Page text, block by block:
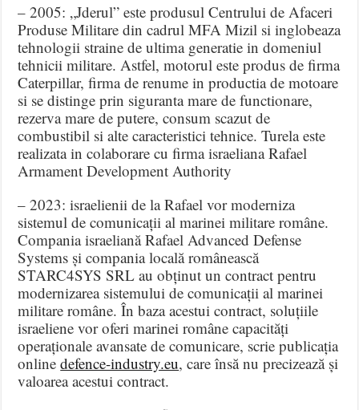
– 2005: „Jderul” este produsul Centrului de Afaceri
Produse Militare din cadrul MFA Mizil si inglobeaza
tehnologii straine de ultima generatie in domeniul
tehnicii militare. Astfel, motorul este produs de firma
Caterpillar, firma de renume in productia de motoare
si se distinge prin siguranta mare de functionare,
rezerva mare de putere, consum scazut de
combustibil si alte caracteristici tehnice. Turela este
realizata in colaborare cu firma israeliana Rafael
Armament Development Authority
– 2023: israelienii de la Rafael vor moderniza
sistemul de comunicații al marinei militare române.
Compania israeliană Rafael Advanced Defense
Systems și compania locală românească
STARC4SYS SRL au obținut un contract pentru
modernizarea sistemului de comunicații al marinei
militare române. În baza acestui contract, soluțiile
israeliene vor oferi marinei române capacități
operaționale avansate de comunicare, scrie publicația
onlinedefence-industry.eu, care însă nu precizează și
valoarea acestui contract.